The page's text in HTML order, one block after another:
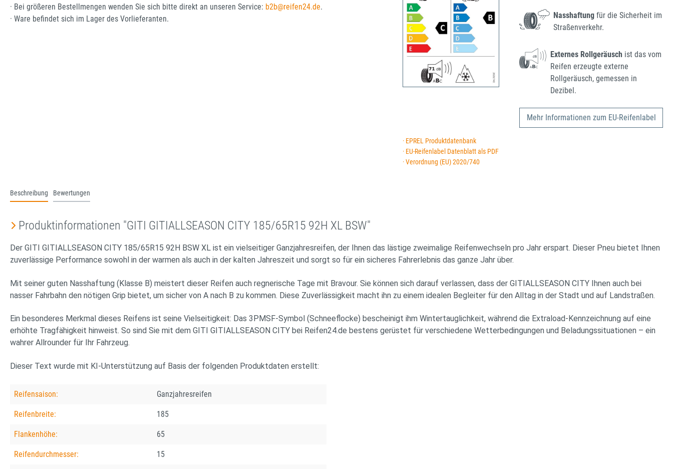
· Bei größeren Bestellmengen wenden Sie sich bitte direkt an unseren Service: b2b@reifen24.de.
· Ware befindet sich im Lager des Vorlieferanten.
Nasshaftung für die Sicherheit im
Straßenverkehr.
Externes Rollgeräusch ist das vom
Reifen erzeugte externe
Rollgeräusch, gemessen in
Dezibel.
Mehr Informationen zum EU-Reifenlabel
· EPREL Produktdatenbank
· EU-Reifenlabel Datenblatt als PDF
· Verordnung (EU) 2020/740
Beschreibung Bewertungen
Produktinformationen "GITI GITIALLSEASON CITY 185/65R15 92H XL BSW"
Der GITI GITIALLSEASON CITY 185/65R15 92H BSW XL ist ein vielseitiger Ganzjahresreifen, der Ihnen das lästige zweimalige Reifenwechseln pro Jahr erspart. Dieser Pneu bietet Ihnen
zuverlässige Performance sowohl in der warmen als auch in der kalten Jahreszeit und sorgt so für ein sicheres Fahrerlebnis das ganze Jahr über.
Mit seiner guten Nasshaftung (Klasse B) meistert dieser Reifen auch regnerische Tage mit Bravour. Sie können sich darauf verlassen, dass der GITIALLSEASON CITY Ihnen auch bei
nasser Fahrbahn den nötigen Grip bietet, um sicher von A nach B zu kommen. Diese Zuverlässigkeit macht ihn zu einem idealen Begleiter für den Alltag in der Stadt und auf Landstraßen.
Ein besonderes Merkmal dieses Reifens ist seine Vielseitigkeit: Das 3PMSF-Symbol (Schneeflocke) bescheinigt ihm Wintertauglichkeit, während die Extraload-Kennzeichnung auf eine
erhöhte Tragfähigkeit hinweist. So sind Sie mit dem GITI GITIALLSEASON CITY bei Reifen24.de bestens gerüstet für verschiedene Wetterbedingungen und Beladungssituationen – ein
wahrer Allrounder für Ihr Fahrzeug.
Dieser Text wurde mit KI-Unterstützung auf Basis der folgenden Produktdaten erstellt:
Reifensaison: Ganzjahresreifen
Reifenbreite: 185
Flankenhöhe: 65
Reifendurchmesser: 15